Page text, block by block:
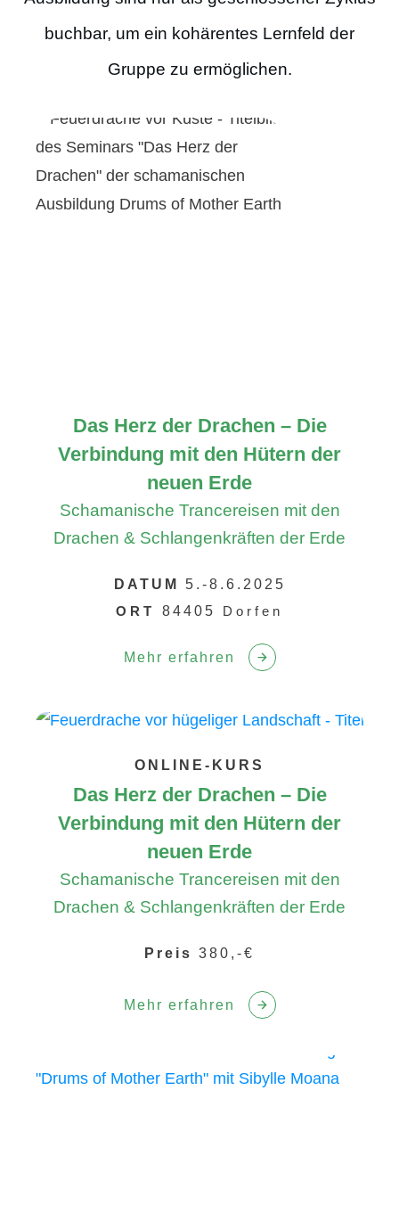
buchbar, um ein kohärentes Lernfeld der
Gruppe zu ermöglichen.
Das Herz der Drachen – Die
Verbindung mit den Hütern der
neuen Erde
Schamanische Trancereisen mit den
Drachen & Schlangenkräften der Erde
DATUM
5.-8.6.2025
ORT 84405 Dorfen
Mehr erfahren
ONLINE-KURS
Das Herz der Drachen – Die
Verbindung mit den Hütern der
neuen Erde
Schamanische Trancereisen mit den
Drachen & Schlangenkräften der Erde
Preis 380,-€
Mehr erfahren